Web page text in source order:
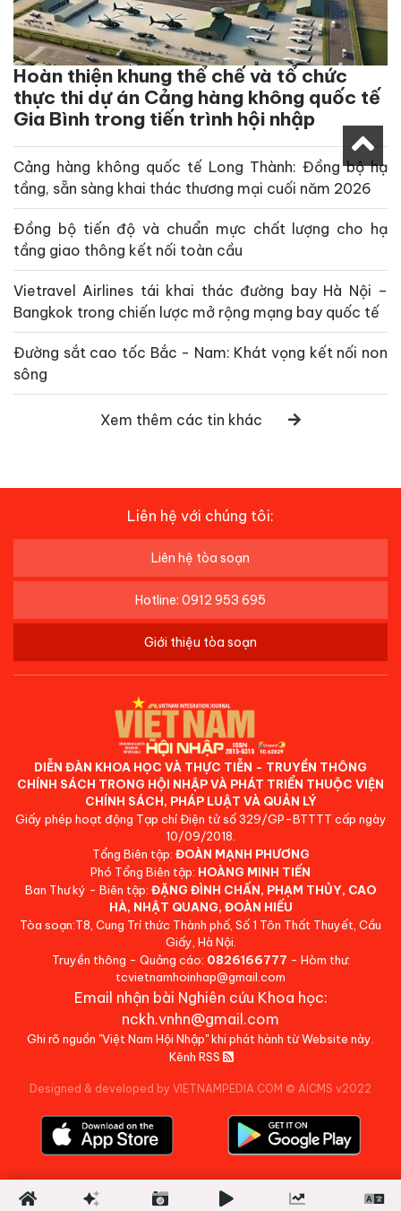
Hoàn thiện khung thể chế và tổ chức
thực thi dự án Cảng hàng không quốc tế
Gia Bình trong tiến trình hội nhập
Cảng hàng không quốc tế Long Thành: Đồng bộ hạ
tầng, sẵn sàng khai thác thương mại cuối năm 2026
Đồng bộ tiến độ và chuẩn mực chất lượng cho hạ
tầng giao thông kết nối toàn cầu
Vietravel Airlines tái khai thác đường bay Hà Nội –
Bangkok trong chiến lược mở rộng mạng bay quốc tế
Đường sắt cao tốc Bắc - Nam: Khát vọng kết nối non
sông
Xem thêm các tin khác
Liên hệ với chúng tôi:
Liên hệ tòa soạn
Hotline: 0912 953 695
Giới thiệu tòa soạn
DIỄN ĐÀN KHOA HỌC VÀ THỰC TIỄN - TRUYỀN THÔNG
CHÍNH SÁCH TRONG HỘI NHẬP VÀ PHÁT TRIỂN THUỘC VIỆN
CHÍNH SÁCH, PHÁP LUẬT VÀ QUẢN LÝ
Giấy phép hoạt động Tạp chí Điện tử số 329/GP-BTTTT cấp ngày
10/09/2018.
Tổng Biên tập: ĐOÀN MẠNH PHƯƠNG
Phó Tổng Biên tập: HOÀNG MINH TIẾN
Ban Thư ký - Biên tập: ĐẶNG ĐÌNH CHẤN, PHẠM THỦY, CAO
HÀ, NHẬT QUANG, ĐOÀN HIẾU
Tòa soạn:T8, Cung Trí thức Thành phố, Số 1 Tôn Thất Thuyết, Cầu
Giấy, Hà Nội.
Truyền thông - Quảng cáo: 0826166777 - Hòm thư:
tcvietnamhoinhap@gmail.com
Email nhận bài Nghiên cứu Khoa học:
nckh.vnhn@gmail.com
Ghi rõ nguồn "Việt Nam Hội Nhập" khi phát hành từ Website này.
Kênh RSS
Designed & developed by VIETNAMPEDIA.COM © AICMS v2022